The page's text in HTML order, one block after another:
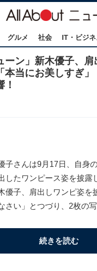
グルメ 社会 IT・ビジネ
ーン」新木優子、
本当にお美しすぎ」
子さんは9月17日、自身
したワンピース姿を披露
優子、肩出しワンピ姿を
さい」とつづり、2枚の
続きを読む